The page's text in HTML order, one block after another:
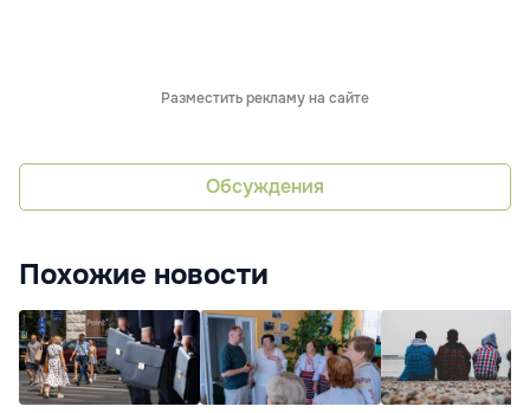
Разместить рекламу на сайте
Обсуждения
Похожие новости